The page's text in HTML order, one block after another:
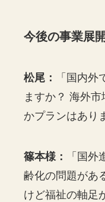
今後の事業展
松尾：
「国内
ますか？ 海外
かプランはあり
篠本様：
「国
齢化の問題があ
けど福祉の軸足